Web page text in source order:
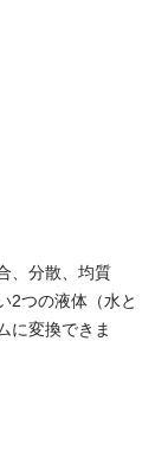
、分散、均質
2つの液体（水と
に変換できま